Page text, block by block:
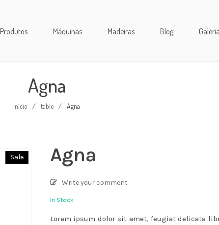
Produtos Máquinas Madeiras Blog Galeria
Agna
Início / table / Agna
Sale Agna
Write your comment
In Stock
Lorem ipsum dolor sit amet, feugiat delicata